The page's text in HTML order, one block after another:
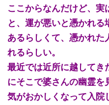
ここからなんだけど、実
と、運が悪いと憑かれる
あるらしくて、憑かれた
れるらしい。
最近では近所に越してき
にそこで婆さんの幽霊を
気がおかしくなって入院